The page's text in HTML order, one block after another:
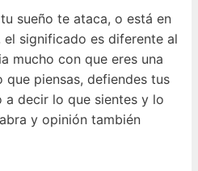
sueño te ataca, o está en
significado es diferente al
mucho con que eres una
que piensas, defiendes tus
a decir lo que sientes y lo
y opinión también